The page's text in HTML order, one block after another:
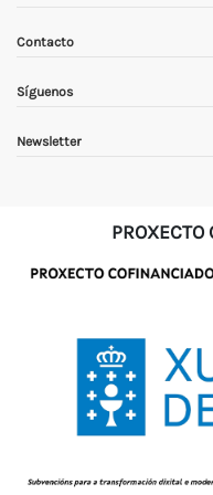
Contacto
Síguenos
Newsletter
PROXECTO